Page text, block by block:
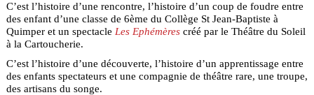
C’est l’histoire d’une rencontre, l’histoire d’un coup de foudre entre
des enfant d’une classe de 6ème du Collège St Jean-Baptiste à
Quimper et un spectacle Les Ephémèrescréé par le Théâtre du Soleil
à la Cartoucherie.
C’est l’histoire d’une découverte, l’histoire d’un apprentissage entre
des enfants spectateurs et une compagnie de théâtre rare, une troupe,
des artisans du songe.